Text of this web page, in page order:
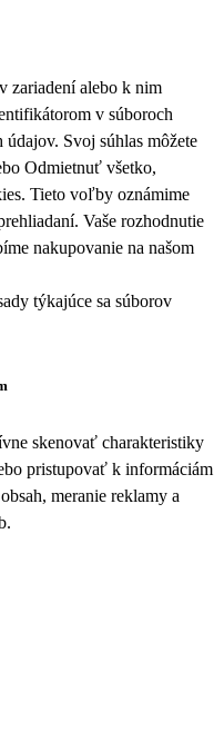
zariadení alebo k nim
v súboroch
Svoj súhlas môžete
Odmietnuť všetko,
. Tieto voľby oznámime
Vaše rozhodnutie
nakupovanie na našom
týkajúce sa súborov
skenovať charakteristiky
pristupovať k informáciám
meranie reklamy a